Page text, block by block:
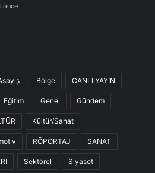
önce
Bölge CANLI YAYIN
Eğitim Genel Gündem
Kültür/Sanat
RÖPORTAJ SANAT
Sektörel Siyaset